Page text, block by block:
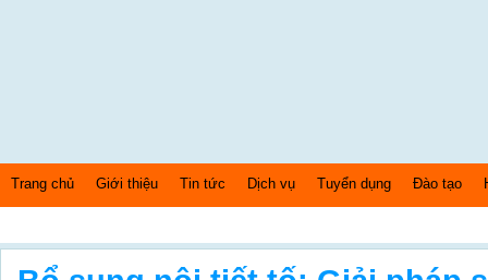
Trang chủ Giới thiệu Tin tức Dịch vụ Tuyển dụng Đào tạo